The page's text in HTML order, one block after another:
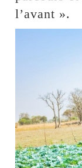
l’avant ».